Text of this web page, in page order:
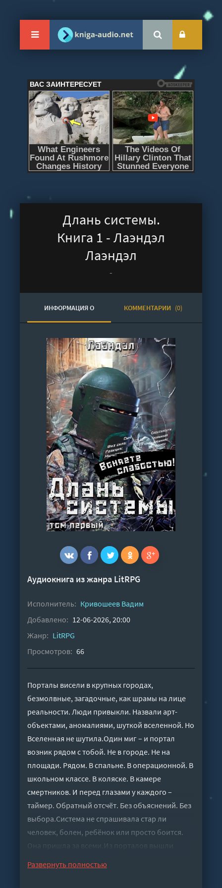
Длань системы.
Книга 1 - Лаэндэл
Лаэндэл
-
ИНФОРМАЦИЯ О
АУДИОКНИГЕ
КОММЕНТАРИИ (0)
Аудиокнига из жанра LitRPG
Исполнитель: Кривошеев Вадим
Добавлено: 12-06-2026, 20:00
Жанр: LitRPG
Просмотров: 66
Порталы висели в крупных городах,
безмолвные, загадочные, как шрамы на лице
реальности. Люди привыкли. Назвали арт-
объектами, аномалиями, шуткой вселенной. Но
Вселенная не шутила.Один миг – и портал
возник рядом с тобой. Не в городе. Не на
площади. Рядом. В спальне. В операционной. В
школьном классе. В коляске. В камере
смертников. И перед глазами у каждого –
таймер. Обратный отсчёт. Без объяснений. Без
выбора.Система не спрашивала стар ли
человек, болен, ребёнок или просто боится.
Она пришла за всеми.Из порталов вышли
Развернуть полностью